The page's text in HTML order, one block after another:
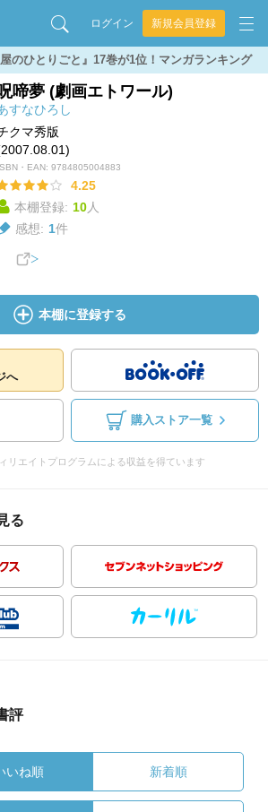
ログイン 新規会員登録
のひとりごと』17巻が1位！マンガランキング
啼夢 (劇画エトワール)
すなひろし
クマ秀版
・EAN: 9784805004883
4.25
本棚登録: 10人
感想: 1件
本棚に登録する
へ
購入ストア一覧
リエイトプログラムによる収益を得ています
る
評
いね順 新着順